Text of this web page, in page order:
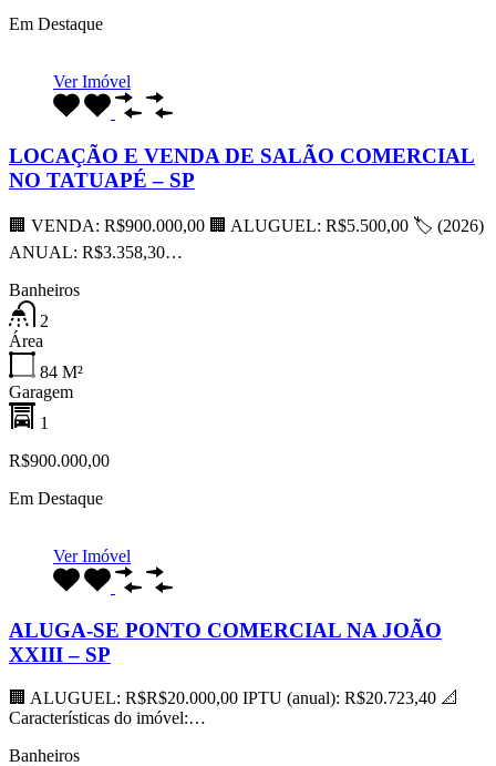
Em Destaque
Ver Imóvel
LOCAÇÃO E VENDA DE SALÃO COMERCIAL
NO TATUAPÉ – SP
🏢 VENDA: R$900.000,00 🏢 ALUGUEL: R$5.500,00 🏷 (2026)
ANUAL: R$3.358,30…
Banheiros
2
Área
84 M²
Garagem
1
R$900.000,00
Em Destaque
Ver Imóvel
ALUGA-SE PONTO COMERCIAL NA JOÃO
XXIII – SP
🏢 ALUGUEL: R$R$20.000,00 IPTU (anual): R$20.723,40 📐
Características do imóvel:…
Banheiros